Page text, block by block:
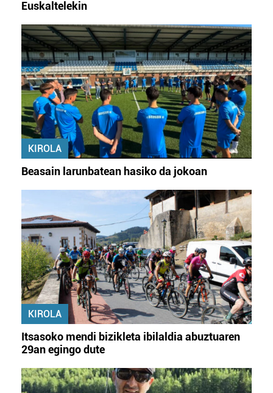
Euskaltelekin
KIROLA
Beasain larunbatean hasiko da jokoan
KIROLA
Itsasoko mendi bizikleta ibilaldia abuztuaren
29an egingo dute